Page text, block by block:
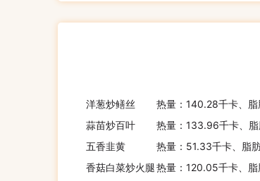
洋葱炒鳝丝 热量：140.28千卡、
蒜苗炒百叶
热量：133.96千卡、
五香韭黄
热量：51.33千卡、脂
香菇白菜炒火腿热量：120.05千卡、